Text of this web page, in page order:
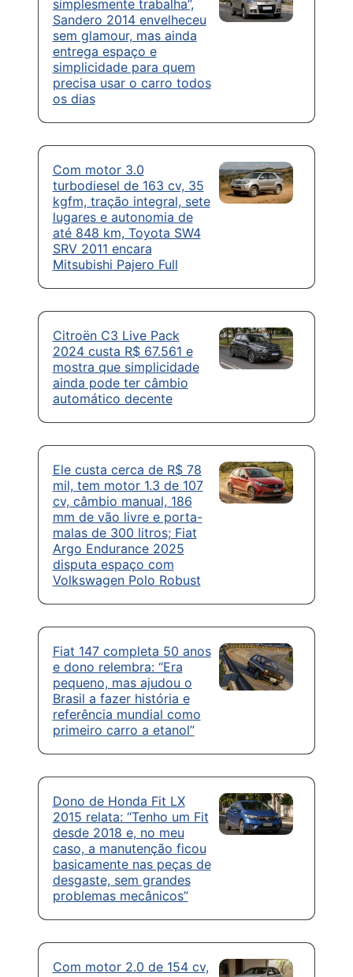
simplesmente trabalha”,
Sandero 2014 envelheceu
sem glamour, mas ainda
entrega espaço e
simplicidade para quem
precisa usar o carro todos
os dias
Com motor 3.0
turbodiesel de 163 cv, 35
kgfm, tração integral, sete
lugares e autonomia de
até 848 km, Toyota SW4
SRV 2011 encara
Mitsubishi Pajero Full
Citroën C3 Live Pack
2024 custa R$ 67.561 e
mostra que simplicidade
ainda pode ter câmbio
automático decente
Ele custa cerca de R$ 78
mil, tem motor 1.3 de 107
cv, câmbio manual, 186
mm de vão livre e porta-
malas de 300 litros; Fiat
Argo Endurance 2025
disputa espaço com
Volkswagen Polo Robust
Fiat 147 completa 50 anos
e dono relembra: “Era
pequeno, mas ajudou o
Brasil a fazer história e
referência mundial como
primeiro carro a etanol”
Dono de Honda Fit LX
2015 relata: “Tenho um Fit
desde 2018 e, no meu
caso, a manutenção ficou
basicamente nas peças de
desgaste, sem grandes
problemas mecânicos”
Com motor 2.0 de 154 cv,